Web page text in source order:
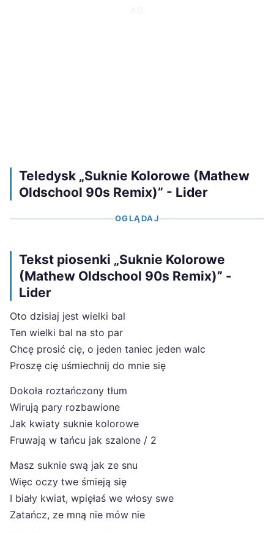
Teledysk „Suknie Kolorowe (Mathew
Oldschool 90s Remix)” - Lider
OGLĄDAJ
Tekst piosenki „Suknie Kolorowe
(Mathew Oldschool 90s Remix)” -
Lider
Oto dzisiaj jest wielki bal
Ten wielki bal na sto par
Chcę prosić cię, o jeden taniec jeden walc
Proszę cię uśmiechnij do mnie się
Dokoła roztańczony tłum
Wirują pary rozbawione
Jak kwiaty suknie kolorowe
Fruwają w tańcu jak szalone / 2
Masz suknie swą jak ze snu
Więc oczy twe śmieją się
I biały kwiat, wpięłaś we włosy swe
Zatańcz, ze mną nie mów nie